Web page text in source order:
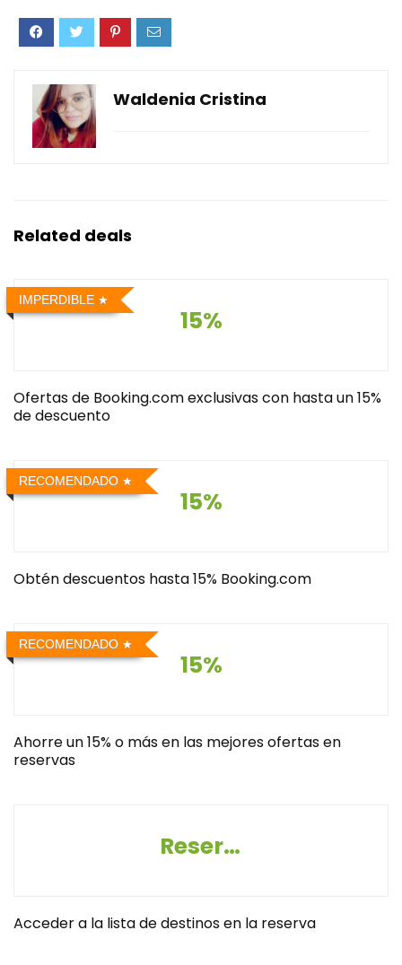
Waldenia Cristina
Related deals
IMPERDIBLE
15%
Ofertas de Booking.com exclusivas con hasta un 15%
de descuento
RECOMENDADO
15%
Obtén descuentos hasta 15% Booking.com
RECOMENDADO
15%
Ahorre un 15% o más en las mejores ofertas en
reservas
Reserva destinos
Acceder a la lista de destinos en la reserva